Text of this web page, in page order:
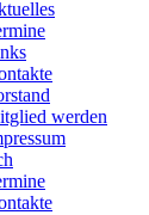
werden